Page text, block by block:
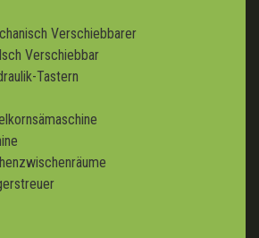
Verschiebbarer
Verschiebbar
Tastern